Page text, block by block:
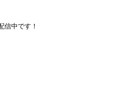
信中です！